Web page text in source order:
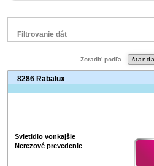
Filtrovanie dát
Rabbalux
V letáku
Zoradiť podľa
8286 Rabalux
Svietidlo vonkajšie
Nerezové prevedenie